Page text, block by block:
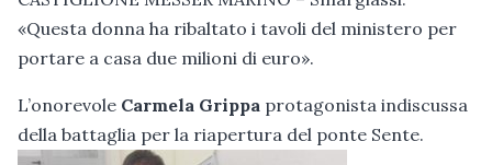
«Questa donna ha ribaltato i tavoli del ministero per
portare a casa due milioni di euro».
L’onorevole Carmela Grippa protagonista indiscussa
della battaglia per la riapertura del ponte Sente.